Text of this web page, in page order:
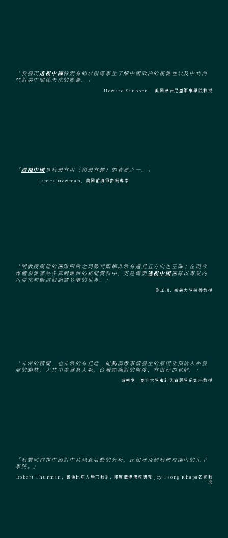
「我發現透視中國特別有助於指導學生了解中國政治的複雜性以及中共內
鬥對美中關係未來的影響。」
Howard Sanborn， 美國弗吉尼亞軍事學院教授
「透視中國是我最有用（和最有趣）的資源之一。」
James Newman，美國前海軍密碼專家
「明教授與他的團隊所做之局勢判斷都非常有遠見且方向也正確；在現今
媒體參雜著許多真假難辨的新聞資料中，更是需要透視中國團隊以專業的
角度來判斷這個詭譎多變的世界。」
劉正川, 嘉義大學榮譽教授
「非常的精闢，也非常的有見地，能夠洞悉事情發生的原因及預估未來發
展的趨勢，尤其中美貿易大戰，台灣該應對的態度，有很好的見解。」
游朝堂，亞洲大學會計與資訊學系客座教授
「我贊同透視中國對中共惡意活動的分析，比如涉及到我們校園內的孔子
學院。」
Robert Thurman，哥倫比亞大學宗教系, 印度藏傳佛教研究 Jey Tsong Khapa名譽教
授